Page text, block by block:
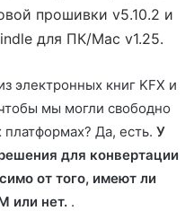
прошивки v5.10.2 и
для ПК/Mac v1.25.
электронных книг KFX и
мы могли свободно
платформах? Да, есть. У
для конвертации
от того, имеют ли
или нет. .